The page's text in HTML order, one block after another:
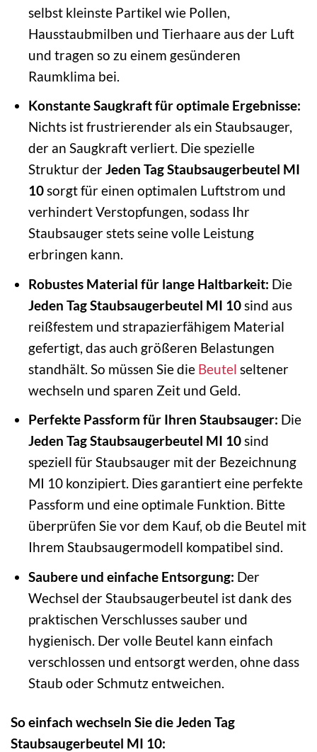
selbst kleinste Partikel wie Pollen,
Hausstaubmilben und Tierhaare aus der Luft
und tragen so zu einem gesünderen
Raumklima bei.
Konstante Saugkraft für optimale Ergebnisse:
Nichts ist frustrierender als ein Staubsauger,
der an Saugkraft verliert. Die spezielle
Struktur derJeden Tag Staubsaugerbeutel MI
10sorgt für einen optimalen Luftstrom und
verhindert Verstopfungen, sodass Ihr
Staubsauger stets seine volle Leistung
erbringen kann.
Robustes Material für lange Haltbarkeit: Die
Jeden Tag Staubsaugerbeutel MI 10sind aus
reißfestem und strapazierfähigem Material
gefertigt, das auch größeren Belastungen
standhält. So müssen Sie die Beutel seltener
wechseln und sparen Zeit und Geld.
Perfekte Passform für Ihren Staubsauger: Die
Jeden Tag Staubsaugerbeutel MI 10sind
speziell für Staubsauger mit der Bezeichnung
MI 10 konzipiert. Dies garantiert eine perfekte
Passform und eine optimale Funktion. Bitte
überprüfen Sie vor dem Kauf, ob die Beutel mit
Ihrem Staubsaugermodell kompatibel sind.
Saubere und einfache Entsorgung: Der
Wechsel der Staubsaugerbeutel ist dank des
praktischen Verschlusses sauber und
hygienisch. Der volle Beutel kann einfach
verschlossen und entsorgt werden, ohne dass
Staub oder Schmutz entweichen.
So einfach wechseln Sie die Jeden Tag
Staubsaugerbeutel MI 10: